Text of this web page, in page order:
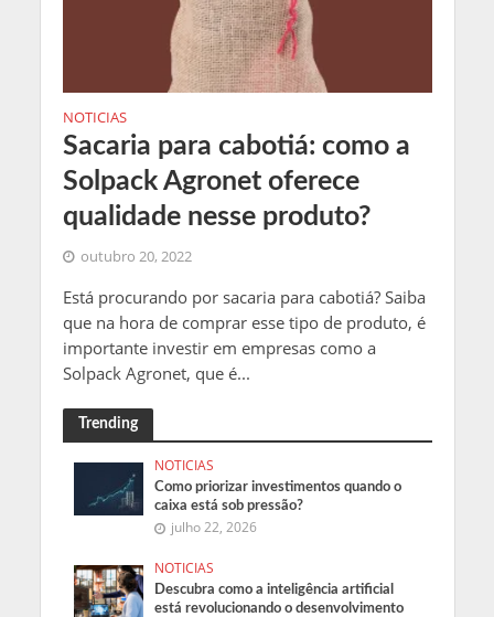
NOTICIAS
Sacaria para cabotiá: como a
Solpack Agronet oferece
qualidade nesse produto?
outubro 20, 2022
Está procurando por sacaria para cabotiá? Saiba
que na hora de comprar esse tipo de produto, é
importante investir em empresas como a
Solpack Agronet, que é...
Trending
NOTICIAS
Como priorizar investimentos quando o
caixa está sob pressão?
julho 22, 2026
NOTICIAS
Descubra como a inteligência artificial
está revolucionando o desenvolvimento